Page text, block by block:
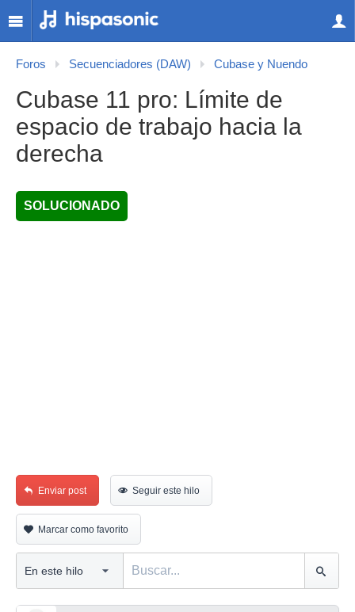
Foros Secuenciadores (DAW) Cubase y Nuendo
Cubase 11 pro: Límite de
espacio de trabajo hacia la
derecha
SOLUCIONADO
Enviar post Seguir este hilo
Marcar como favorito